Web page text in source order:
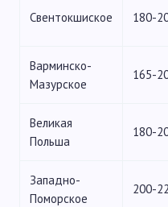
Свентокшиское 180-
Варминско-
Мазурское
165-
Великая
Польша
180-
Западно-
Поморское
200-